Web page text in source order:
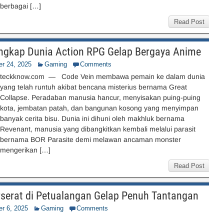
berbagai […]
Read Post
Dunia Action RPG Gelap Bergaya Anime
24, 2025 Gaming Comments
teckknow.com — Code Vein membawa pemain ke dalam dunia
yang telah runtuh akibat bencana misterius bernama Great
Collapse. Peradaban manusia hancur, menyisakan puing-puing
kota, jembatan patah, dan bangunan kosong yang menyimpan
banyak cerita bisu. Dunia ini dihuni oleh makhluk bernama
Revenant, manusia yang dibangkitkan kembali melalui parasit
bernama BOR Parasite demi melawan ancaman monster
mengerikan […]
Read Post
di Petualangan Gelap Penuh Tantangan
6, 2025 Gaming Comments